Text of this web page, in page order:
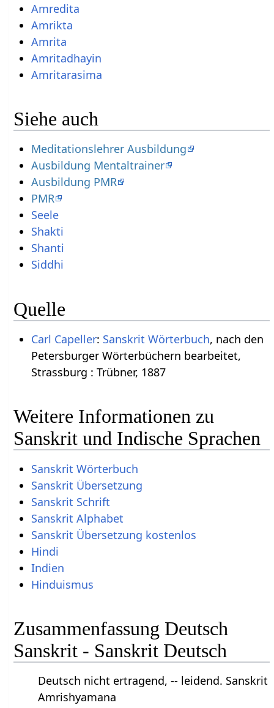
Amredita
Amrikta
Amrita
Amritadhayin
Amritarasima
Siehe auch
Meditationslehrer Ausbildung
Ausbildung Mentaltrainer
Ausbildung PMR
PMR
Seele
Shakti
Shanti
Siddhi
Quelle
Carl Capeller: Sanskrit Wörterbuch, nach den
Petersburger Wörterbüchern bearbeitet,
Strassburg : Trübner, 1887
Weitere Informationen zu
Sanskrit und Indische Sprachen
Sanskrit Wörterbuch
Sanskrit Übersetzung
Sanskrit Schrift
Sanskrit Alphabet
Sanskrit Übersetzung kostenlos
Hindi
Indien
Hinduismus
Zusammenfassung Deutsch
Sanskrit - Sanskrit Deutsch
Deutsch nicht ertragend, -- leidend. Sanskrit
Amrishyamana